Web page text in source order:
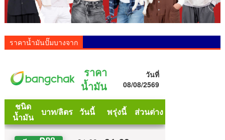
ราคาน้ำมันปั๊มบางจาก